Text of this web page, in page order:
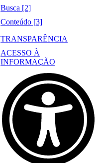
Busca [2]
Conteúdo [3]
TRANSPARÊNCIA
ACESSO À
INFORMAÇÃO